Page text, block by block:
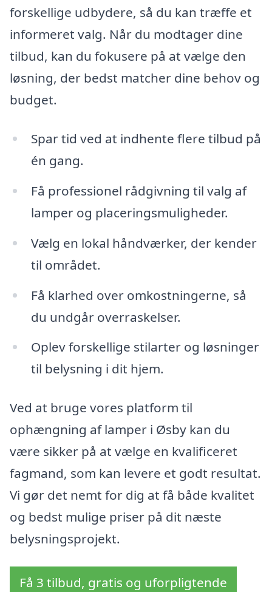
forskellige udbydere, så du kan træffe et
informeret valg. Når du modtager dine
tilbud, kan du fokusere på at vælge den
løsning, der bedst matcher dine behov og
budget.
Spar tid ved at indhente flere tilbud på
én gang.
Få professionel rådgivning til valg af
lamper og placeringsmuligheder.
Vælg en lokal håndværker, der kender
til området.
Få klarhed over omkostningerne, så
du undgår overraskelser.
Oplev forskellige stilarter og løsninger
til belysning i dit hjem.
Ved at bruge vores platform til
ophængning af lamper i Øsby kan du
være sikker på at vælge en kvalificeret
fagmand, som kan levere et godt resultat.
Vi gør det nemt for dig at få både kvalitet
og bedst mulige priser på dit næste
belysningsprojekt.
Få 3 tilbud, gratis og uforpligtende